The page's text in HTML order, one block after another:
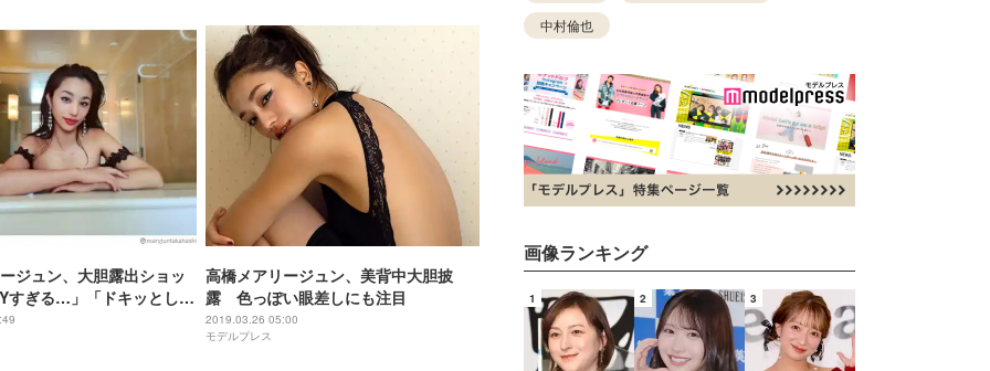
ジュン、大胆露出ショッ
すぎる…」「ドキッとし
高橋メアリージュン、美背中大胆披
露 色っぽい眼差しにも注目
2019.03.26 05:00
モデルプレス
中村倫也
画像ランキング
1 2 3